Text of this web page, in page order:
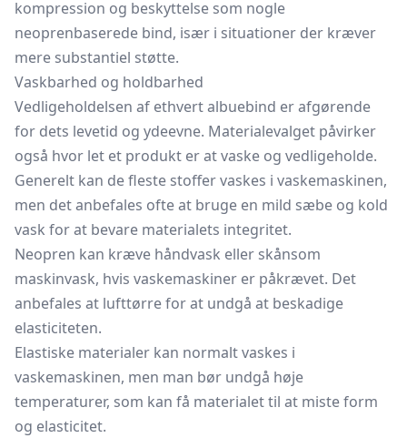
kompression og beskyttelse som nogle
neoprenbaserede bind, især i situationer der kræver
mere substantiel støtte.
Vaskbarhed og holdbarhed
Vedligeholdelsen af ethvert albuebind er afgørende
for dets levetid og ydeevne. Materialevalget påvirker
også hvor let et produkt er at vaske og vedligeholde.
Generelt kan de fleste stoffer vaskes i vaskemaskinen,
men det anbefales ofte at bruge en mild sæbe og kold
vask for at bevare materialets integritet.
Neopren kan kræve håndvask eller skånsom
maskinvask, hvis vaskemaskiner er påkrævet. Det
anbefales at lufttørre for at undgå at beskadige
elasticiteten.
Elastiske materialer kan normalt vaskes i
vaskemaskinen, men man bør undgå høje
temperaturer, som kan få materialet til at miste form
og elasticitet.